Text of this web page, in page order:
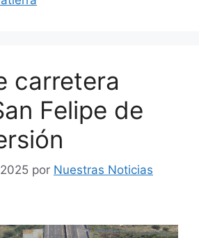
carretera
Felipe de
por Nuestras Noticias